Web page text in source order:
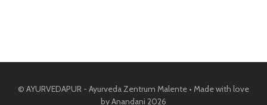
© AYURVEDAPUR - Ayurveda Zentrum Malente • Made with love
by Anandani 2026